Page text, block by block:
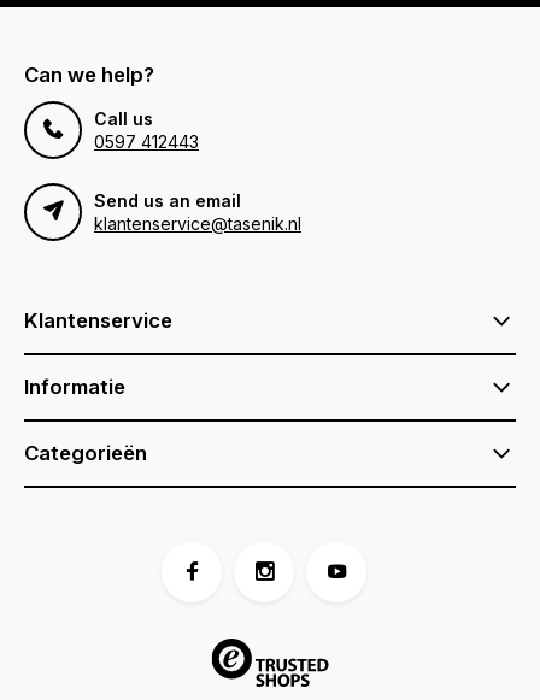
Can we help?
Call us
0597 412443
Send us an email
klantenservice@tasenik.nl
Klantenservice
Informatie
Categorieën